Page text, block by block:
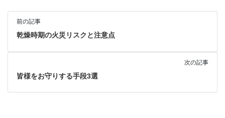
前の記事
乾燥時期の火災リスクと注意点
次の記事
皆様をお守りする手段3選